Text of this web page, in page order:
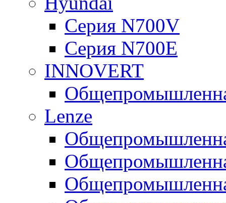
Серия N700V
Серия N700Е
INNOVERT
Lenze